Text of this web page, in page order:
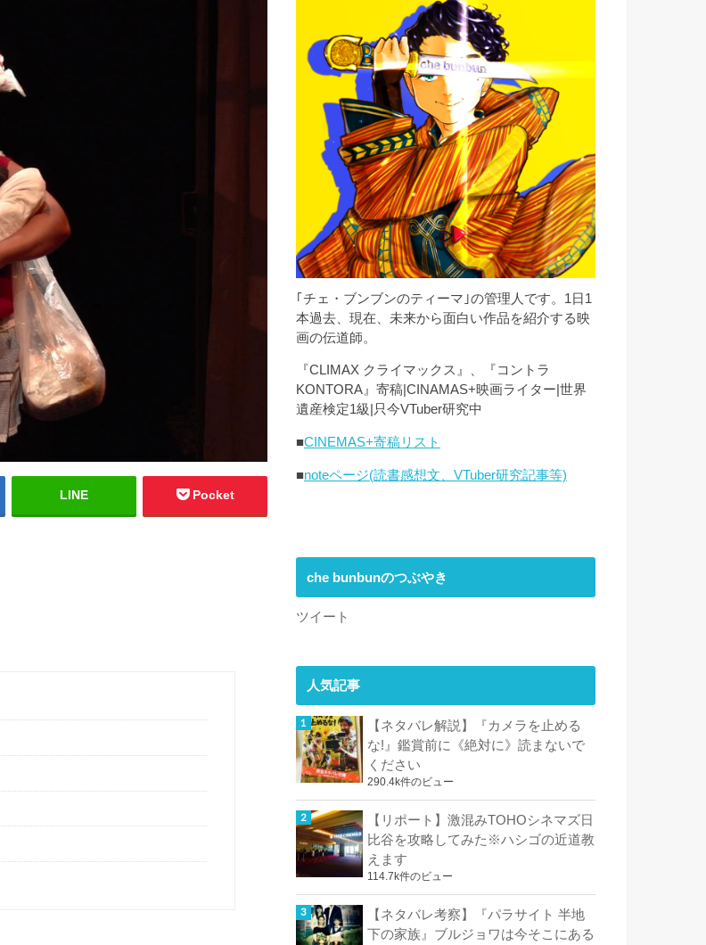
LINE Pocket
｢チェ・ブンブンのティーマ｣の管理人です。1日1
本過去、現在、未来から面白い作品を紹介する映
画の伝道師。
『CLIMAX クライマックス』、『コントラ
KONTORA』寄稿|CINAMAS+映画ライター|世界
遺産検定1級|只今VTuber研究中
■CINEMAS+寄稿リスト
■noteページ(読書感想文、VTuber研究記事等)
che bunbunのつぶやき
ツイート
人気記事
【ネタバレ解説】『カメラを止める
な!』鑑賞前に《絶対に》読まないで
ください
290.4k件のビュー
【リポート】激混みTOHOシネマズ日
比谷を攻略してみた※ハシゴの近道教
えます
114.7k件のビュー
【ネタバレ考察】『パラサイト 半地
下の家族』ブルジョワは今そこにある